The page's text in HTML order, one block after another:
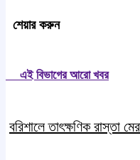
শেয়ার করুন
এই বিভাগের আরো খবর
বরিশালে তাৎক্ষণিক রাস্তা